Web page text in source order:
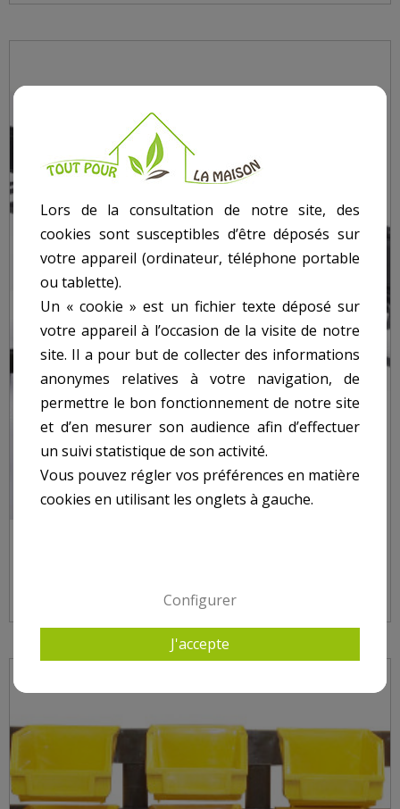
Lors de la consultation de notre site, des
cookies sont susceptibles d’être déposés sur
votre appareil (ordinateur, téléphone portable
ou tablette).
Un « cookie » est un fichier texte déposé sur
votre appareil à l’occasion de la visite de notre
site. Il a pour but de collecter des informations
anonymes relatives à votre navigation, de
permettre le bon fonctionnement de notre site
et d’en mesurer son audience afin d’effectuer
un suivi statistique de son activité.
Vous pouvez régler vos préférences en matière
cookies en utilisant les onglets à gauche.
Configurer
J'accepte